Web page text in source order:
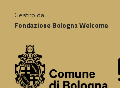
Gestito da:
Fondazione Bologna Welcome